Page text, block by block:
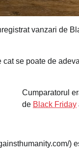
vanzari de
se poate de
Cumparatorul
de Black Friday
)